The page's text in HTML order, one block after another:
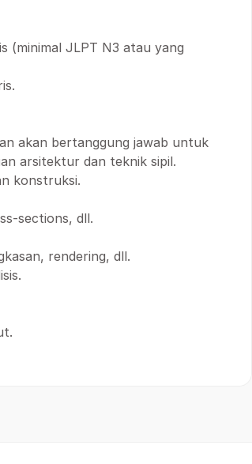
(minimal JLPT N3 atau yang
akan bertanggung jawab untuk
arsitektur dan teknik sipil.
konstruksi.
sections, dll.
rendering, dll.